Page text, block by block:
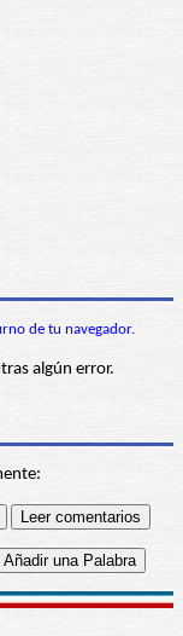
de tu navegador.
algún error.